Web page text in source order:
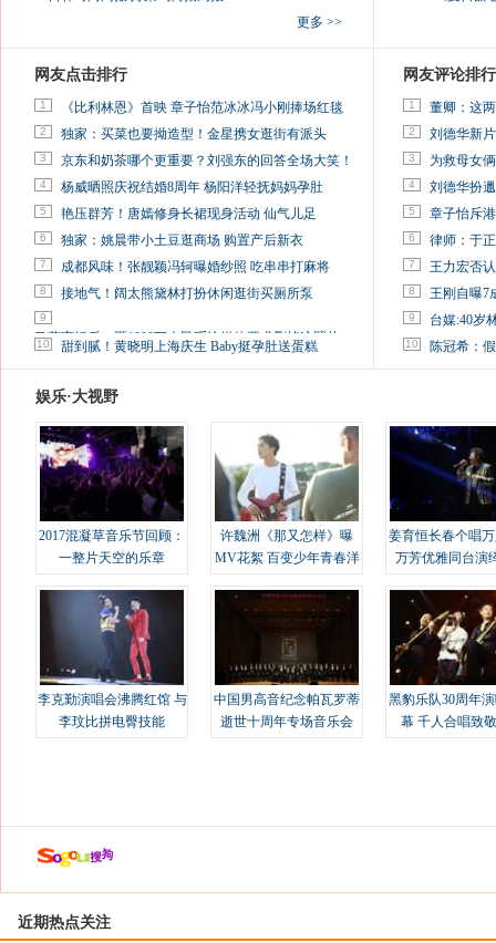
更多 >>
网友点击排行
1 《比利林恩》首映 章子怡范冰冰冯小刚捧场红毯
2 独家：买菜也要拗造型！金星携女逛街有派头
3 京东和奶茶哪个更重要？刘强东的回答全场大笑！
4 杨威晒照庆祝结婚8周年 杨阳洋轻抚妈妈孕肚
5 艳压群芳！唐嫣修身长裙现身活动 仙气儿足
6 独家：姚晨带小土豆逛商场 购置产后新衣
7 成都风味！张靓颖冯轲曝婚纱照 吃串串打麻将
8 接地气！阔太熊黛林打扮休闲逛街买厕所泵
9
马蓉离婚后，砸1000万人民币给媒体要求删掉这照片
10 甜到腻！黄晓明上海庆生 Baby挺孕肚送蛋糕
网友评论排行
1 董卿：这
2 刘德华新
3 为救母女
4 刘德华扮
5 章子怡斥
6 律师：于
7 王力宏否
8 王刚自曝7
9 台媒:40岁
10 陈冠希：
娱乐·大视野
2017混凝草音乐节回顾：
一整片天空的乐章
许魏洲《那又怎样》曝
MV花絮 百变少年青春洋
姜育恒长春个唱
万芳优雅同台演
李克勤演唱会沸腾红馆 与
李玟比拼电臀技能
中国男高音纪念帕瓦罗蒂
逝世十周年专场音乐会
黑豹乐队30周年
幕 千人合唱致
近期热点关注